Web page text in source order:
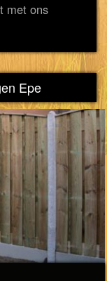
met ons
Epe